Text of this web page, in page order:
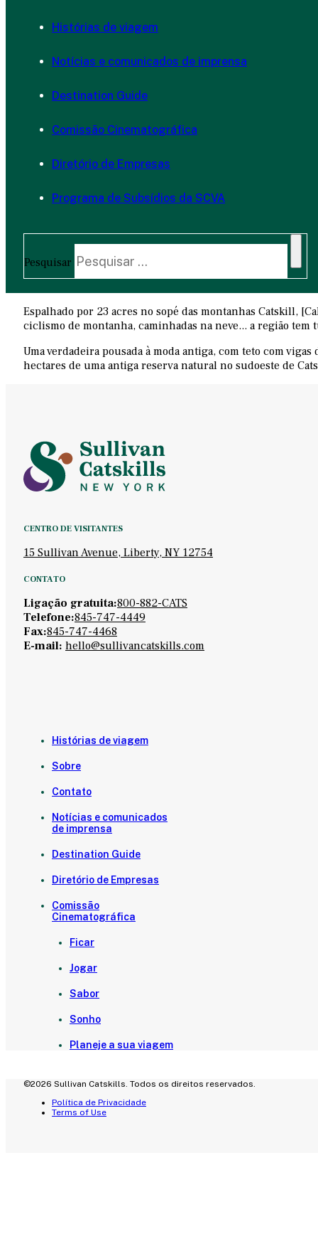
Histórias de viagem
Notícias e comunicados de imprensa
Destination Guide
Comissão Cinematográfica
Diretório de Empresas
Programa de Subsídios da SCVA
Pesquisar
Espalhado por 23 acres no sopé das montanhas Catskill,
ciclismo de montanha, caminhadas na neve... a região
Uma verdadeira pousada à moda antiga, com teto com
hectares de uma antiga reserva natural no sudoeste de
CENTRO DE VISITANTES
15 Sullivan Avenue, Liberty, NY 12754
CONTATO
Ligação gratuita:800-882-CATS
Telefone:845-747-4449
Fax:845-747-4468
E-mail: hello@sullivancatskills.com
Histórias de viagem
Sobre
Contato
Notícias e comunicados
de imprensa
Destination Guide
Diretório de Empresas
Comissão
Cinematográfica
Ficar
Jogar
Sabor
Sonho
Planeje a sua viagem
©2026 Sullivan Catskills. Todos os direitos reservados.
Política de Privacidade
Terms of Use